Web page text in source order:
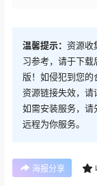
温馨提示： 资源收
习参考，请于下
版！如侵犯到您的
资源链接失效，请
如需安装服务，请
远程为你服务。
海报分享